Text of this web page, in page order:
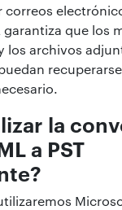
correos
garantiza que los
los archivos
la
a PST